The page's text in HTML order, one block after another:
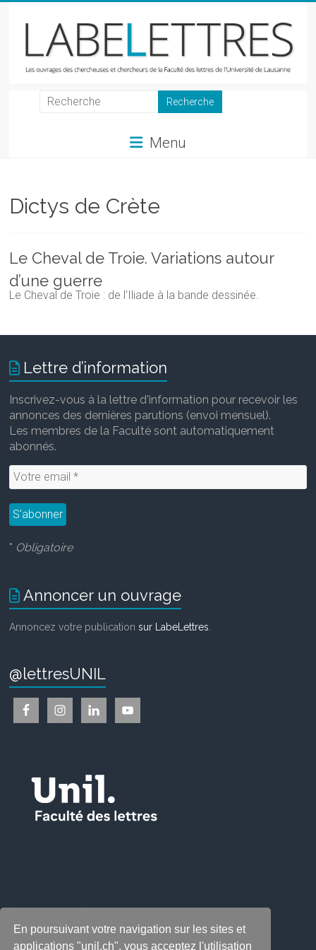
En poursuivant votre navigation sur les sites et
applications "unil.ch", vous acceptez l'utilisation
LabeLettres
et
chercheurs
Faculté
des
lettres
Menu
Dictys de Crète
Le Cheval de Troie. Variations autour
d’une guerre
Le Cheval de Troie : de l'Iliade à la bande dessinée.
Lettre d’information
Inscrivez-vous à la lettre d'information pour recevoir les
annonces des dernières parutions (envoi mensuel).
Les membres de la Faculté sont automatiquement
abonnés.
* Obligatoire
Annoncer un ouvrage
Annoncez votre publicationsur LabeLettres
@lettresUNIL